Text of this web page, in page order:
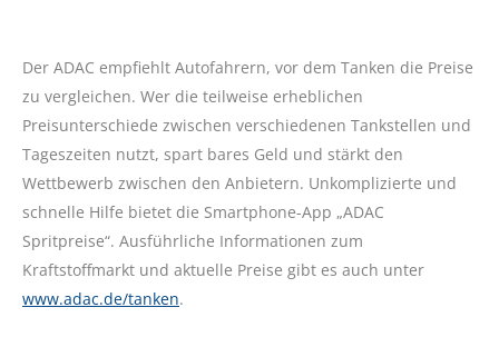
Der ADAC empfiehlt Autofahrern, vor dem Tanken die Preise
zu vergleichen. Wer die teilweise erheblichen
Preisunterschiede zwischen verschiedenen Tankstellen und
Tageszeiten nutzt, spart bares Geld und stärkt den
Wettbewerb zwischen den Anbietern. Unkomplizierte und
schnelle Hilfe bietet die Smartphone-App „ADAC
Spritpreise“. Ausführliche Informationen zum
Kraftstoffmarkt und aktuelle Preise gibt es auch unter
www.adac.de/tanken.